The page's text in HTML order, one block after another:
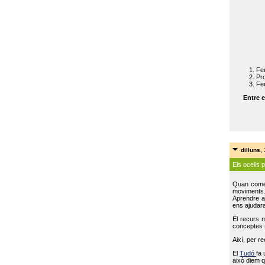
Entre
dilluns,
Els ocells
Quan
Aprendre
ens
El recurs
conceptes
Així, per
ElTudófa
això diem